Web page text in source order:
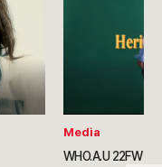
Media
WHO.A.U 22FW